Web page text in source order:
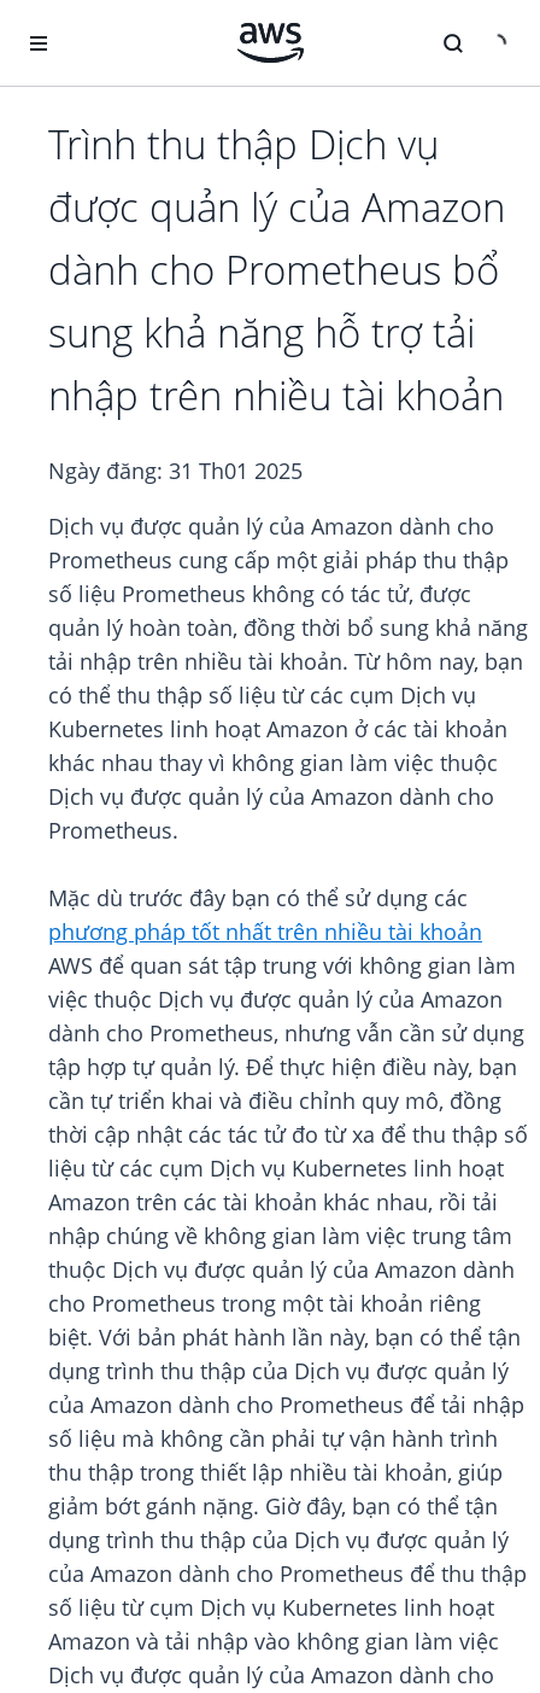
Trình thu thập Dịch vụ
được quản lý của Amazon
dành cho Prometheus bổ
sung khả năng hỗ trợ tải
nhập trên nhiều tài khoản
Ngày đăng: 31 Th01 2025
Dịch vụ được quản lý của Amazon dành cho
Prometheus cung cấp một giải pháp thu thập
số liệu Prometheus không có tác tử, được
quản lý hoàn toàn, đồng thời bổ sung khả năng
tải nhập trên nhiều tài khoản. Từ hôm nay, bạn
có thể thu thập số liệu từ các cụm Dịch vụ
Kubernetes linh hoạt Amazon ở các tài khoản
khác nhau thay vì không gian làm việc thuộc
Dịch vụ được quản lý của Amazon dành cho
Prometheus.
Mặc dù trước đây bạn có thể sử dụng các
phương pháp tốt nhất trên nhiều tài khoản
AWS để quan sát tập trung với không gian làm
việc thuộc Dịch vụ được quản lý của Amazon
dành cho Prometheus, nhưng vẫn cần sử dụng
tập hợp tự quản lý. Để thực hiện điều này, bạn
cần tự triển khai và điều chỉnh quy mô, đồng
thời cập nhật các tác tử đo từ xa để thu thập số
liệu từ các cụm Dịch vụ Kubernetes linh hoạt
Amazon trên các tài khoản khác nhau, rồi tải
nhập chúng về không gian làm việc trung tâm
thuộc Dịch vụ được quản lý của Amazon dành
cho Prometheus trong một tài khoản riêng
biệt. Với bản phát hành lần này, bạn có thể tận
dụng trình thu thập của Dịch vụ được quản lý
của Amazon dành cho Prometheus để tải nhập
số liệu mà không cần phải tự vận hành trình
thu thập trong thiết lập nhiều tài khoản, giúp
giảm bớt gánh nặng. Giờ đây, bạn có thể tận
dụng trình thu thập của Dịch vụ được quản lý
của Amazon dành cho Prometheus để thu thập
số liệu từ cụm Dịch vụ Kubernetes linh hoạt
Amazon và tải nhập vào không gian làm việc
Dịch vụ được quản lý của Amazon dành cho